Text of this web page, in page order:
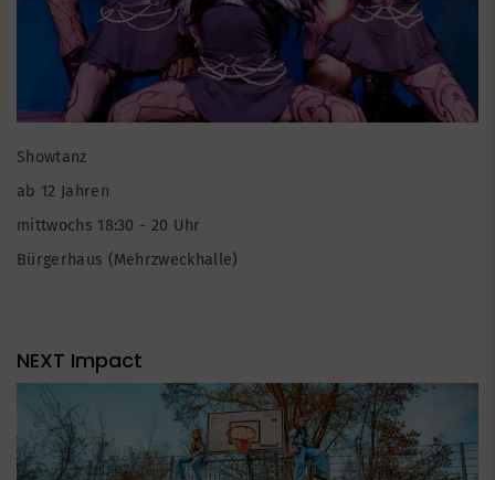
Showtanz
ab 12 Jahren
mittwochs 18:30 - 20 Uhr
Bürgerhaus (Mehrzweckhalle)
NEXT Impact